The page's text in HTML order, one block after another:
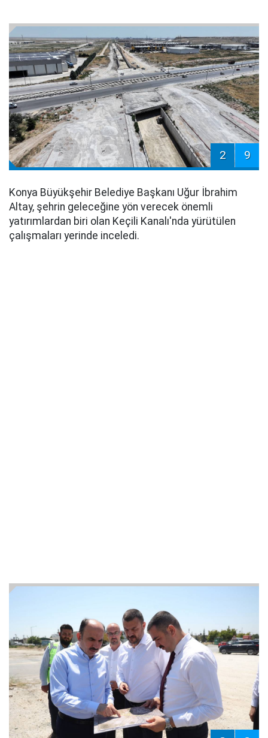
2 9
Konya Büyükşehir Belediye Başkanı Uğur İbrahim
Altay, şehrin geleceğine yön verecek önemli
yatırımlardan biri olan Keçili Kanalı'nda yürütülen
çalışmaları yerinde inceledi.